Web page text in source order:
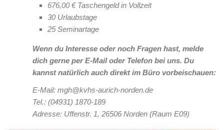
676,00 € Taschengeld in Vollzeit
30 Urlaubstage
25 Seminartage
Wenn du Interesse oder noch Fragen hast, melde
dich gerne per E-Mail oder Telefon bei uns. Du
kannst natürlich auch direkt im Büro vorbeischauen:
E-Mail: mgh@kvhs-aurich-norden.de
Tel.: (04931) 1870-189
Adresse: Uffenstr. 1, 26506 Norden (Raum E09)